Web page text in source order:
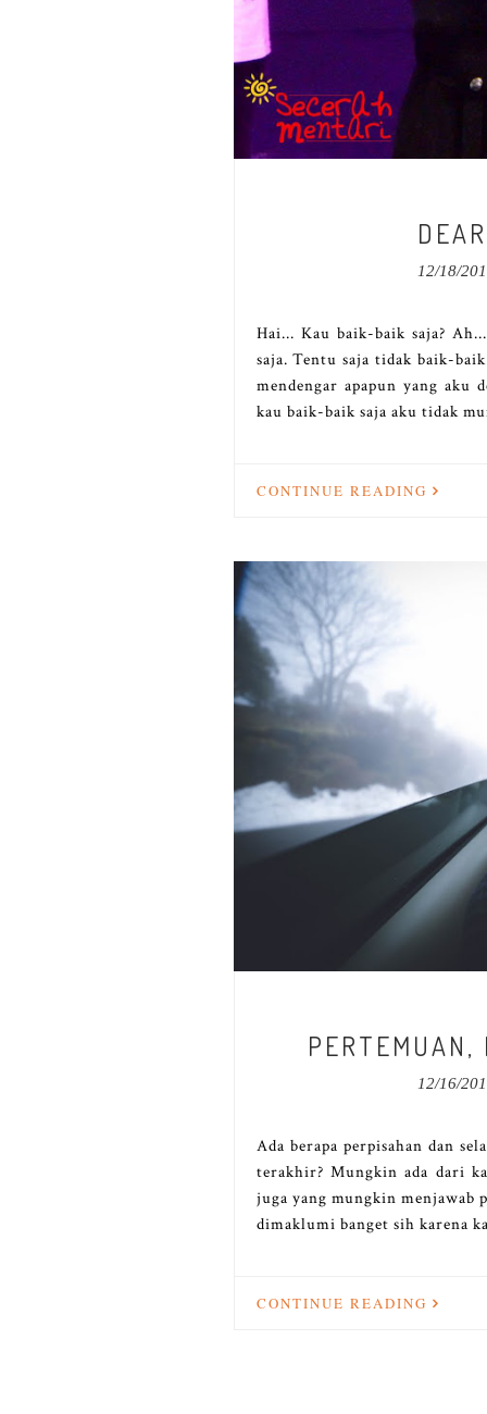
12/18/
Hai... Kau baik-baik saja?
saja. Tentu saja tidak baik-
mendengar apapun yang aku
kau baik-baik saja aku tidak
CONTINUE READING
PERTEMUAN,
12/16/
Ada berapa perpisahan dan
terakhir? Mungkin ada dari
juga yang mungkin menjawab
dimaklumi banget sih karena
CONTINUE READING